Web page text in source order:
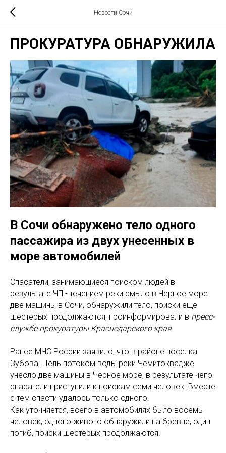
Новости Сочи
ПРОКУРАТУРА ОБНАРУЖИЛА
В Сочи обнаружено тело одного
пассажира из двух унесенных в
море автомобилей
Спасатели, занимающиеся поиском людей в
результате ЧП - течением реки смыло в Черное море
две машины в Сочи, обнаружили тело, поиски еще
шестерых продолжаются, проинформировали в пресс-
службе прокуратуры Краснодарского края.
Ранее МЧС России заявило, что в районе поселка
Зубова Щель потоком воды реки Чемитоквадже
унесло две машины в Черное море, в результате чего
спасатели приступили к поискам семи человек. Вместе
с тем спасти удалось только одного.
Как уточняется, всего в автомобилях было восемь
человек, одного живого обнаружили на бревне, один
погиб, поиски шестерых продолжаются.